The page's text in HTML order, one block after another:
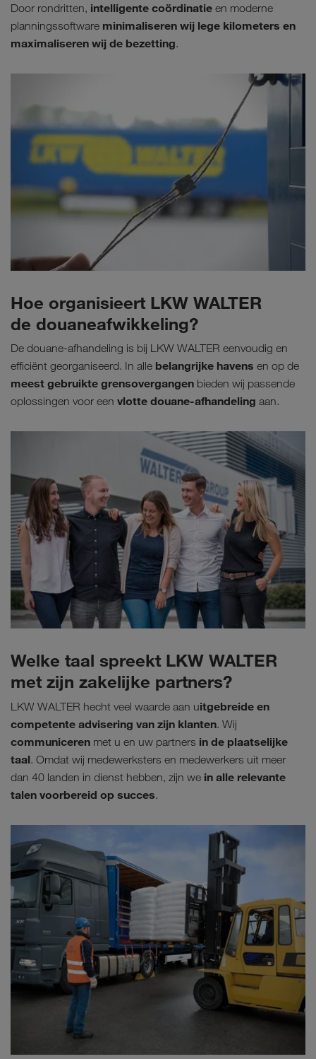
Door rondritten, intelligente coördinatie en moderne
planningssoftware minimaliseren wij lege kilometers en
maximaliseren wij de bezetting.
Hoe organisieert LKW WALTER
de douaneafwikkeling?
De douane-afhandeling is bij LKW WALTER eenvoudig en
efficiënt georganiseerd. In alle belangrijke havens en op de
meest gebruikte grensovergangen bieden wij passende
oplossingen voor een vlotte douane-afhandeling aan.
Welke taal spreekt LKW WALTER
met zijn zakelijke partners?
LKW WALTER hecht veel waarde aan uitgebreide en
competente advisering van zijn klanten. Wij
communiceren met u en uw partners in de plaatselijke
taal. Omdat wij medewerksters en medewerkers uit meer
dan 40 landen in dienst hebben, zijn we in alle relevante
talen voorbereid op succes.